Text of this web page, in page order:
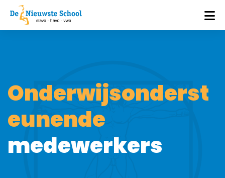
Onderwijsonderst
eunende
medewerkers